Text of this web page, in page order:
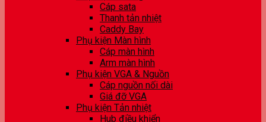
Cáp sata
Thanh tản nhiệt
Caddy Bay
Phụ kiện Màn hình
Cáp màn hình
Arm màn hình
Phụ kiện VGA & Nguồn
Cáp nguồn nối dài
Giá đỡ VGA
Phụ kiện Tản nhiệt
Hub điều khiển